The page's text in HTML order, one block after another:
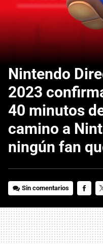
Nintendo
2023
40 minutos
camino a
ningún fan
Sin comentarios